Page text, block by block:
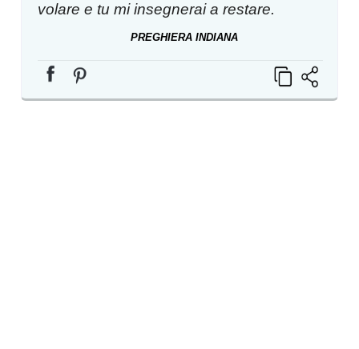
volare e tu mi insegnerai a restare.
PREGHIERA INDIANA